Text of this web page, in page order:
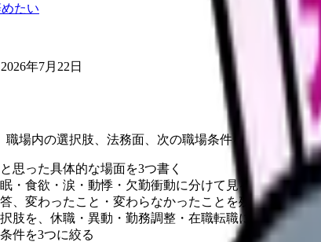
たい
2026年7月22日
職場内の選択肢、法務面、次の職場条件を整理します。
思った具体的な場面を3つ書く
・食欲・涙・動悸・欠勤衝動に分けて見る
、変わったこと・変わらなかったことを残す
肢を、休職・異動・勤務調整・在職転職に分ける
件を3つに絞る